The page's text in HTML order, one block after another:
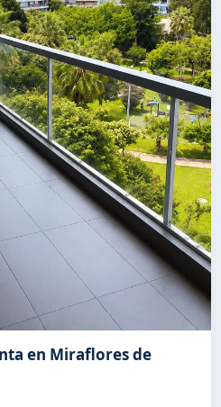
en Miraflores de